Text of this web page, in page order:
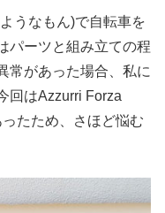
うなもん)で自転車を
パーツと組み立ての程
常があった場合、私に
回はAzzurri Forza
たため、さほど悩む